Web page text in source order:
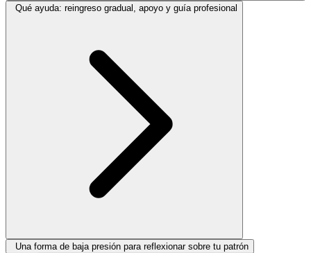
Qué ayuda: reingreso gradual, apoyo y guía profesional
Una forma de baja presión para reflexionar sobre tu patrón